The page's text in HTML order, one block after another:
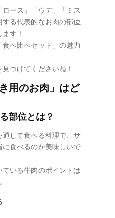
ース」「ウデ」「ミス
る代表的なお肉の部位
す！
べ比べセット」の魅力
つけてくださいね！
用のお肉」はど
部位とは？
して食べる料理で、サ
食べるのが美味しいで
いる牛肉のポイントは